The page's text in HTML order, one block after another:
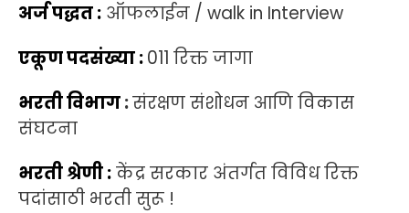
अर्ज पद्धत : ऑफलाईन / walk in Interview
एकूण पदसंख्या :011 रिक्त जागा
भरती विभाग:संरक्षण संशोधन आणि विकास
संघटना
भरती श्रेणी :केंद्र सरकार अंतर्गत विविध रिक्त
पदांसाठी भरती सुरू !